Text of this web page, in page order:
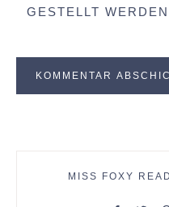
GESTELLT
MISS FOXY